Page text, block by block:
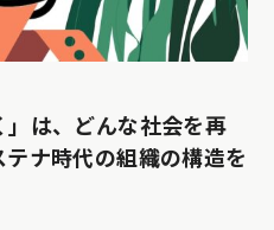
」は、どんな社会を再
ナ時代の組織の構造を